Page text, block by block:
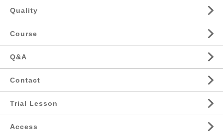
Quality
Course
Q&A
Contact
Trial Lesson
Access